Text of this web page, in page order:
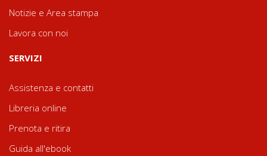
Notizie e Area stampa
Lavora con noi
SERVIZI
Assistenza e contatti
Libreria online
Prenota e ritira
Guida all'ebook